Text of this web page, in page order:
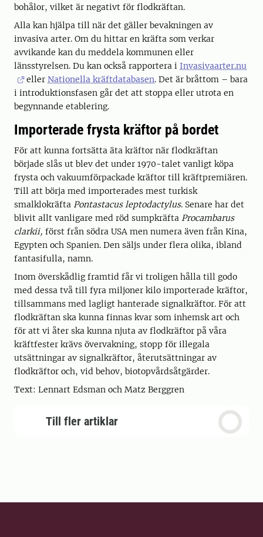
bohålor, vilket är negativt för flodkräftan.
Alla kan hjälpa till när det gäller bevakningen av
invasiva arter. Om du hittar en kräfta som verkar
avvikande kan du meddela kommunen eller
länsstyrelsen. Du kan också rapportera i Invasivaarter.nu
ellerNationella kräftdatabasen. Det är bråttom – bara
i introduktionsfasen går det att stoppa eller utrota en
begynnande etablering.
Importerade frysta kräftor på bordet
För att kunna fortsätta äta kräftor när flodkräftan
började slås ut blev det under 1970-talet vanligt köpa
frysta och vakuumförpackade kräftor till kräftpremiären.
Till att börja med importerades mest turkisk
smalklokräfta Pontastacus leptodactylus. Senare har det
blivit allt vanligare med röd sumpkräfta Procambarus
clarkii, först från södra USA men numera även från Kina,
Egypten och Spanien. Den säljs under flera olika, ibland
fantasifulla, namn.
Inom överskådlig framtid får vi troligen hålla till godo
med dessa två till fyra miljoner kilo importerade kräftor,
tillsammans med lagligt hanterade signalkräftor. För att
flodkräftan ska kunna finnas kvar som inhemsk art och
för att vi åter ska kunna njuta av flodkräftor på våra
kräftfester krävs övervakning, stopp för illegala
utsättningar av signalkräftor, återutsättningar av
flodkräftor och, vid behov, biotopvårdsåtgärder.
Text: Lennart Edsman och Matz Berggren
Till fler artiklar